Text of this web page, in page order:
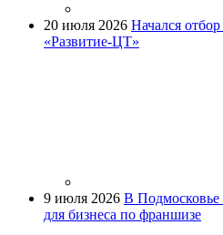
20 июля 2026 Начался
«Развитие-ЦТ»
9 июля 2026 В Подмосковье
для бизнеса по франшизе